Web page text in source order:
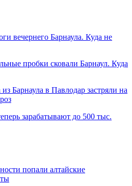
вечернего Барнаула. Куда не
пробки сковали Барнаул. Куда
Барнаула в Павлодар застряли на
зарабатывают до 500 тыс.
попали алтайские